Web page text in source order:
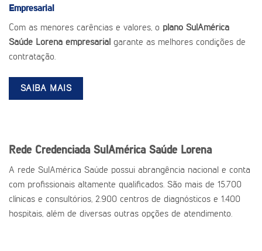
Empresarial
Com as menores carências e valores, o plano SulAmérica
Saúde Lorena empresarial garante as melhores condições de
contratação.
SAIBA MAIS
Rede Credenciada SulAmérica Saúde Lorena
A rede SulAmérica Saúde possui abrangência nacional e conta
com profissionais altamente qualificados. São mais de 15.700
clínicas e consultórios, 2.900 centros de diagnósticos e 1.400
hospitais, além de diversas outras opções de atendimento.